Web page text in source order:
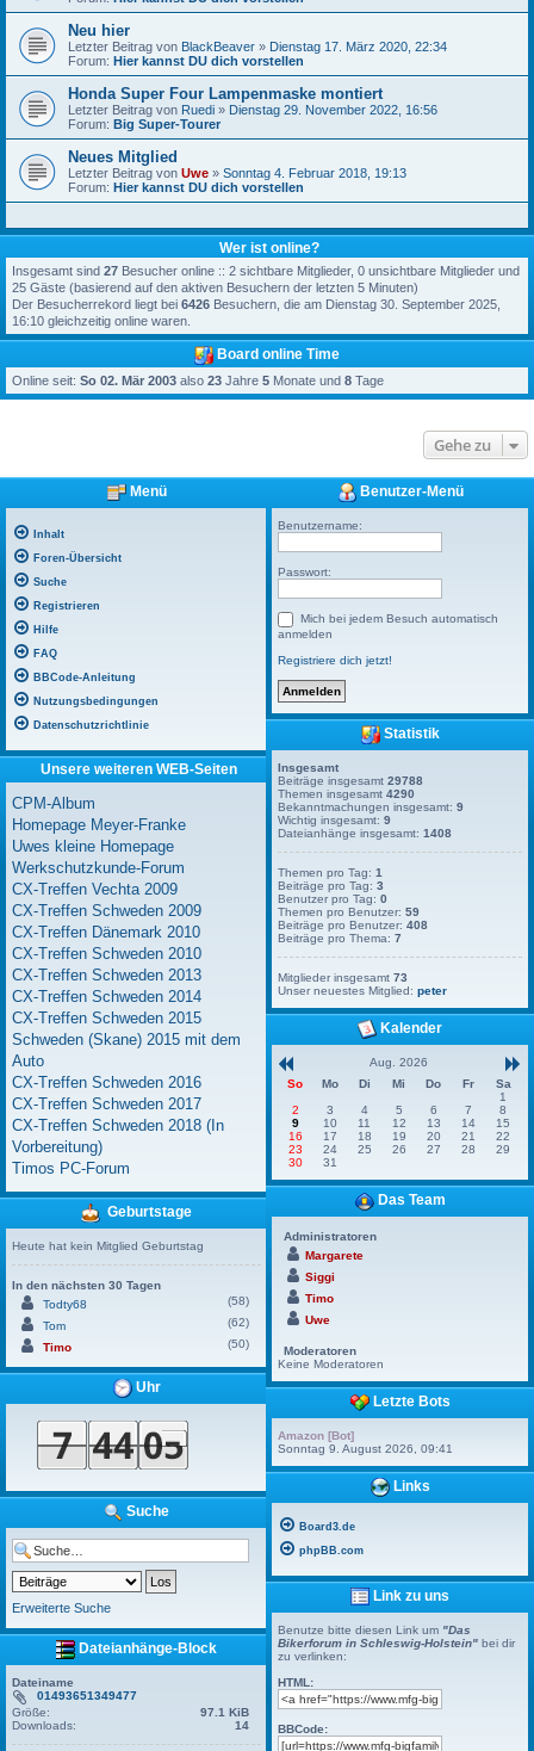
Neu hier
Letzter Beitrag von BlackBeaver » Dienstag 17. März 2020, 22:34
Forum: Hier kannst DU dich vorstellen
Honda Super Four Lampenmaske montiert
Letzter Beitrag von Ruedi » Dienstag 29. November 2022, 16:56
Forum: Big Super-Tourer
Neues Mitglied
Letzter Beitrag von Uwe » Sonntag 4. Februar 2018, 19:13
Forum: Hier kannst DU dich vorstellen
Wer ist online?
Insgesamt sind 27 Besucher online :: 2 sichtbare Mitglieder, 0 unsichtbare Mitglieder und
25 Gäste (basierend auf den aktiven Besuchern der letzten 5 Minuten)
Der Besucherrekord liegt bei 6426 Besuchern, die am Dienstag 30. September 2025,
16:10 gleichzeitig online waren.
Board online Time
Online seit: So 02. Mär 2003 also 23 Jahre 5 Monate und 8 Tage
Gehe zu
Menü
Inhalt
Foren-Übersicht
Suche
Registrieren
Hilfe
FAQ
BBCode-Anleitung
Nutzungsbedingungen
Datenschutzrichtlinie
Unsere weiteren WEB-Seiten
CPM-Album
Homepage Meyer-Franke
Uwes kleine Homepage
Werkschutzkunde-Forum
CX-Treffen Vechta 2009
CX-Treffen Schweden 2009
CX-Treffen Dänemark 2010
CX-Treffen Schweden 2010
CX-Treffen Schweden 2013
CX-Treffen Schweden 2014
CX-Treffen Schweden 2015
Schweden (Skane) 2015 mit dem
Auto
CX-Treffen Schweden 2016
CX-Treffen Schweden 2017
CX-Treffen Schweden 2018 (In
Vorbereitung)
Timos PC-Forum
Geburtstage
Heute hat kein Mitglied Geburtstag
In den nächsten 30 Tagen
Todty68
(58)
Tom
(62)
Timo
(50)
Uhr
Suche
Erweiterte Suche
Dateianhänge-Block
Dateiname
01493651349477
Größe:
97.1 KiB
Downloads:
14
Benutzer-Menü
Benutzername:
Passwort:
Mich bei jedem Besuch automatisch
anmelden
Registriere dich jetzt!
Statistik
Insgesamt
Beiträge insgesamt29788
Themen insgesamt4290
Bekanntmachungen insgesamt:9
Wichtig insgesamt:9
Dateianhänge insgesamt:1408
Themen pro Tag:1
Beiträge pro Tag:3
Benutzer pro Tag:0
Themen pro Benutzer:59
Beiträge pro Benutzer:408
Beiträge pro Thema:7
Mitglieder insgesamt73
Unser neuestes Mitglied:peter
Kalender
Aug. 2026
So
Mo Di Mi Do Fr
Sa
1
2
3 4 5 6 7
8
9
10 11 12 13 14
15
16
17 18 19 20 21
22
23
24 25 26 27 28
29
30
31
Das Team
Administratoren
Margarete
Siggi
Timo
Uwe
Moderatoren
Keine Moderatoren
Letzte Bots
Amazon [Bot]
Sonntag 9. August 2026, 09:41
Links
Board3.de
phpBB.com
Link zu uns
Benutze bitte diesen Link um "Das
Bikerforum in Schleswig-Holstein" bei dir
zu verlinken:
HTML:
BBCode: